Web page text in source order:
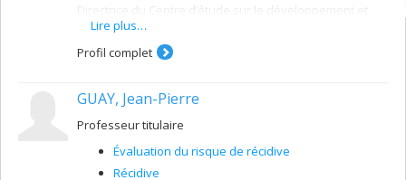
Directrice du Centre d’étude sur le développement et
l’adaptation des jeunes (CEDAJ;
mes travaux de recherche portent sur le
développement des troubles de comportement chez
autres difficultés pouvant être associées à ces troubles
sur le plan de la santé mentale (p. ex.,
dépression, problèmes de consommation).
émotionnelle (p. ex., manque d’empathie, faible
sentiment de culpabilité) chez les jeunes, un facteur de
Lire plus…
Profil complet
GUAY, Jean-Pierre
Professeur titulaire
Évaluation du risque de récidive
Récidive